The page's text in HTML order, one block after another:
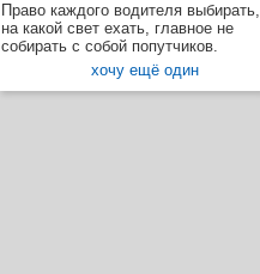
Право каждого водителя выбирать,
на какой свет ехать, главное не
собирать с собой попутчиков.
хочу ещё один